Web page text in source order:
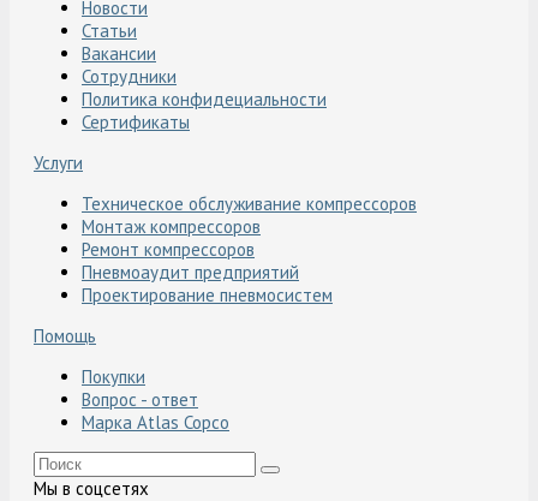
Новости
Статьи
Вакансии
Сотрудники
Политика конфидециальности
Сертификаты
Услуги
Техническое обслуживание компрессоров
Монтаж компрессоров
Ремонт компрессоров
Пневмоаудит предприятий
Проектирование пневмосистем
Помощь
Покупки
Вопрос - ответ
Марка Atlas Copco
Мы в соцсетях